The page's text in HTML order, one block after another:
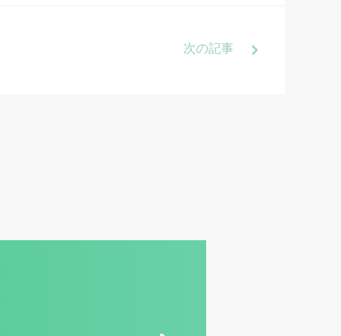
次の記事